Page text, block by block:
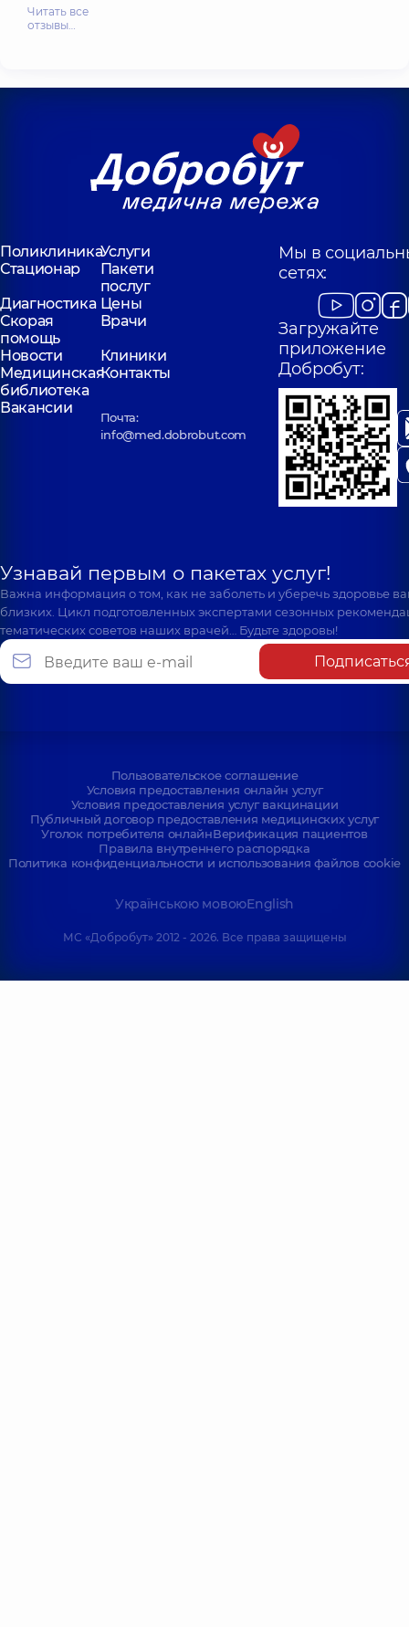
Читать все
отзывы…
ПоликлиникаУслуги
Стационар
Пакети
послуг
Диагностика Цены
Скорая
помощь
Врачи
Новости
Клиники
Медицинская
библиотека
Контакты
Вакансии
Почта:
info@med.dobrobut.com
Мы в
сетях:
Загружайте
приложение
Добробут:
Узнавай первым о пакетах услуг!
Важна информация о том, как не заболеть и уберечь здоровье
близких. Цикл подготовленных экспертами сезонных
тематических советов наших врачей… Будьте здоровы!
Пользовательское соглашение
Условия предоставления онлайн услуг
Условия предоставления услуг вакцинации
Публичный договор предоставления медицинских услуг
Уголок потребителя онлайнВерификация пациентов
Правила внутреннего распорядка
Политика конфиденциальности и использования файлов cookie
Українською мовоюEnglish
МС «Добробут» 2012 - 2026. Все права защищены